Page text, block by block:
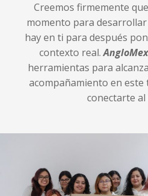
Creemos firmemente
momento para
hay en ti para después
contexto real.
herramientas para
acompañamiento en
conectarte al